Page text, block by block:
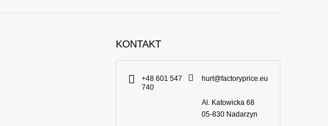
KONTAKT
+48 601 547
740
hurt@factoryprice.eu
Al. Katowicka 68
05-830 Nadarzyn